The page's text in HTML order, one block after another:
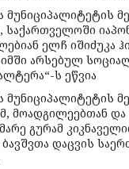
მუნიციპალიტეტის
საქართველოში
ელჩ იშიძუკა
არსებულ
ს ეწვია
მუნიციპალიტეტის
მოადგილეებთან
გურამ
ბავშვთა დაცვის